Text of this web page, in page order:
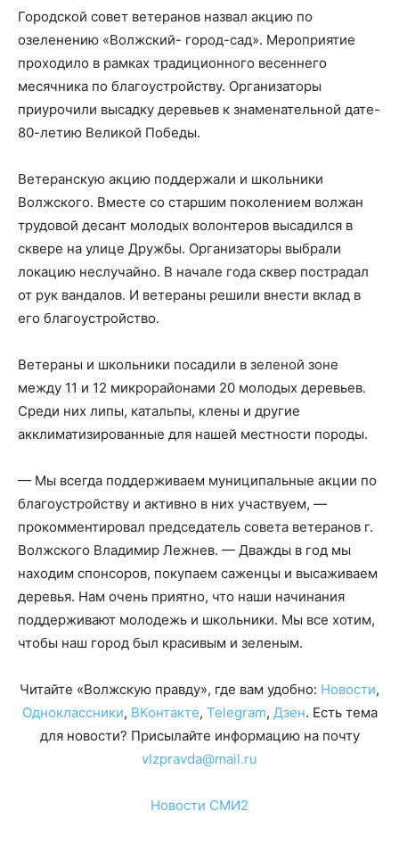
Городской совет ветеранов назвал акцию по
озеленению «Волжский- город-сад». Мероприятие
проходило в рамках традиционного весеннего
месячника по благоустройству. Организаторы
приурочили высадку деревьев к знаменательной дате-
80-летию Великой Победы.
Ветеранскую акцию поддержали и школьники
Волжского. Вместе со старшим поколением волжан
трудовой десант молодых волонтеров высадился в
сквере на улице Дружбы. Организаторы выбрали
локацию неслучайно. В начале года сквер пострадал
от рук вандалов. И ветераны решили внести вклад в
его благоустройство.
Ветераны и школьники посадили в зеленой зоне
между 11 и 12 микрорайонами 20 молодых деревьев.
Среди них липы, катальпы, клены и другие
акклиматизированные для нашей местности породы.
— Мы всегда поддерживаем муниципальные акции по
благоустройству и активно в них участвуем, —
прокомментировал председатель совета ветеранов г.
Волжского Владимир Лежнев. — Дважды в год мы
находим спонсоров, покупаем саженцы и высаживаем
деревья. Нам очень приятно, что наши начинания
поддерживают молодежь и школьники. Мы все хотим,
чтобы наш город был красивым и зеленым.
Читайте «Волжскую правду», где вам удобно: Новости,
Одноклассники, ВКонтакте, Telegram, Дзен. Есть тема
для новости? Присылайте информацию на почту
vlzpravda@mail.ru
Новости СМИ2